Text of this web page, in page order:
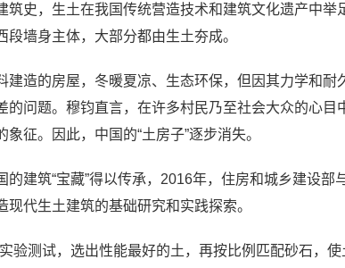
筑史，生土在我国传统营造技术和建筑文化遗产中
段墙身主体，大部分都由生土夯成。
建造的房屋，冬暖夏凉、生态环保，但因其力学和耐
的问题。穆钧直言，在许多村民乃至社会大众的心目
象征。因此，中国的“土房子”逐步消失。
的建筑“宝藏”得以传承，2016年，住房和城乡建设部
现代生土建筑的基础研究和实践探索。
验测试，选出性能最好的土，再按比例匹配砂石，